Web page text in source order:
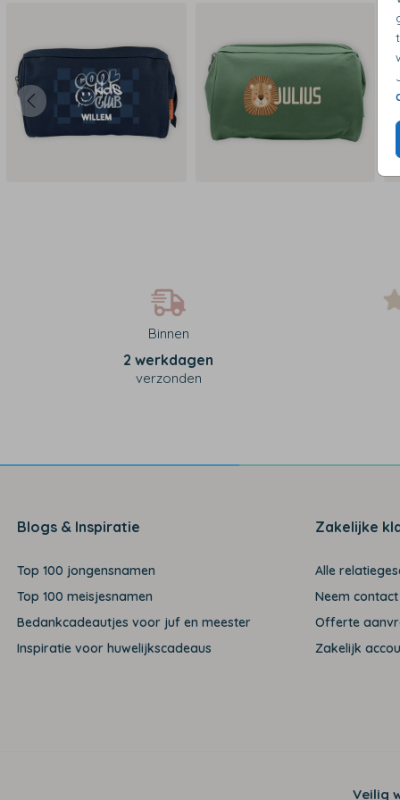
Binnen
2 werkdagen
verzonden
Blogs & Inspiratie
Top 100 jongensnamen
Top 100 meisjesnamen
Bedankcadeautjes voor juf en meester
Inspiratie voor huwelijkscadeaus
Zakelijke
Alle
Neem
Offerte
Zakelijk
Veilig